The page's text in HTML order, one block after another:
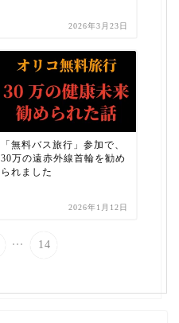
2026年3月23日
「無料バス旅行」参加で、
30万の遠赤外線首輪を勧め
られました
2026年1月12日
... 14